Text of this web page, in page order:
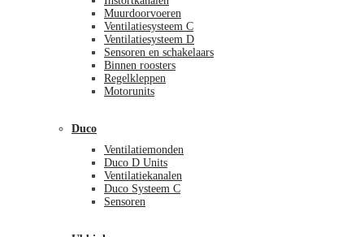
Muurdoorvoeren
Ventilatiesysteem C
Ventilatiesysteem D
Sensoren en schakelaars
Binnen roosters
Regelkleppen
Motorunits
Duco
Ventilatiemonden
Duco D Units
Ventilatiekanalen
Duco Systeem C
Sensoren